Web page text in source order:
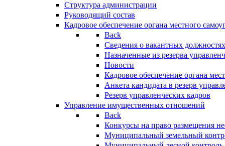
Структура администрации
Руководящий состав
Кадровое обеспечение органа местного
Back
Сведения о вакантных
Назначенные из резерва
Новости
Кадровое обеспечение органа
Анкета кандидата в резерв
Резерв управленческих кадров
Управление имущественных отношений
Back
Конкурсы на право размещения
Муниципальный земельный